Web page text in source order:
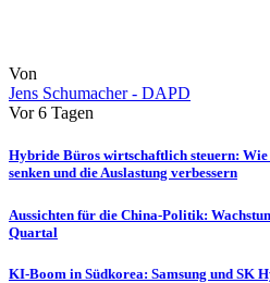
Von
Jens Schumacher - DAPD
Vor 6 Tagen
Hybride Büros wirtschaftlich steuern: Wie
senken und die Auslastung verbessern
Aussichten für die China-Politik:
Quartal
KI-Boom in Südkorea: Samsung und SK